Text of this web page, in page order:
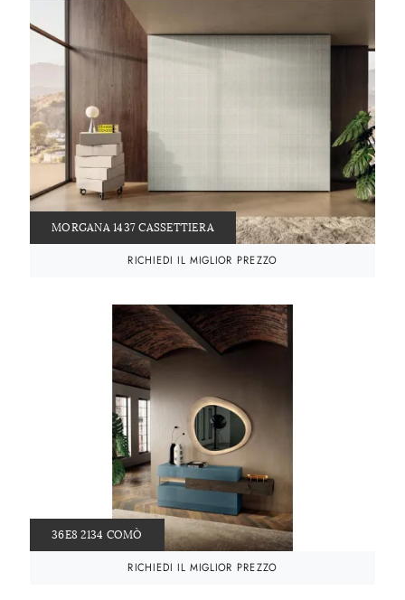
MORGANA 1437 CASSETTIERA
RICHIEDI IL MIGLIOR PREZZO
36E8 2134 COMÒ
RICHIEDI IL MIGLIOR PREZZO